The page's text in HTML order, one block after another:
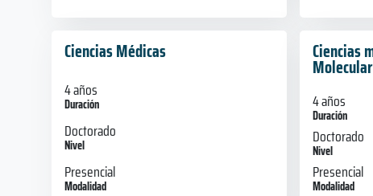
Ciencias Médicas
4 años
Duración
Doctorado
Nivel
Presencial
Modalidad
Ciencias
Molecular
4 años
Duración
Doctorado
Nivel
Presencial
Modalidad